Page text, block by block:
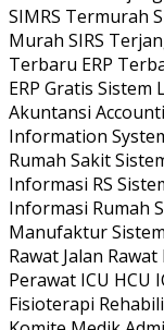
SIMRS Termurah
Murah SIRS
Terbaru ERP
ERP Gratis
Akuntansi
Information
Rumah Sakit
Informasi RS
Informasi Rumah
Manufaktur
Rawat Jalan
Perawat ICU HCU
Fisioterapi